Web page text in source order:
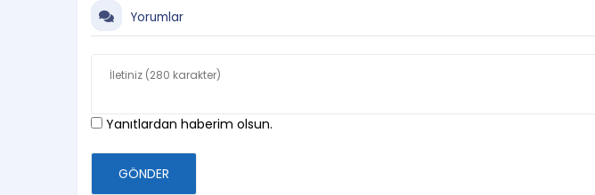
Yorumlar
Yanıtlardan haberim olsun.
GÖNDER